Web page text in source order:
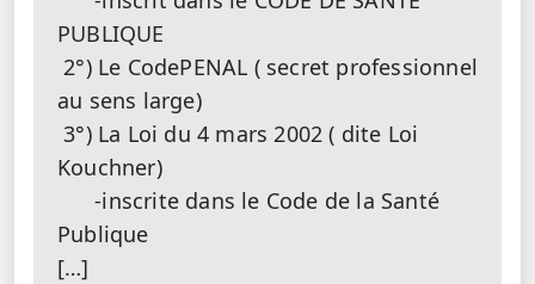
PUBLIQUE
2°) Le CodePENAL ( secret professionnel
au sens large)
3°) La Loi du 4 mars 2002 ( dite Loi
Kouchner)
-inscrite dans le Code de la Santé
Publique
[…]